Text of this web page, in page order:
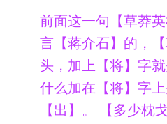
前面这一句【草莽
言【蒋介石】的，
头，加上【将】字
什么加在【将】字
【出】。 【多少枕